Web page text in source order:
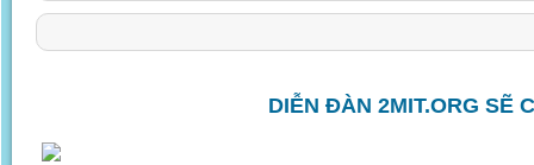
DIỄN ĐÀN 2MIT.ORG SẼ